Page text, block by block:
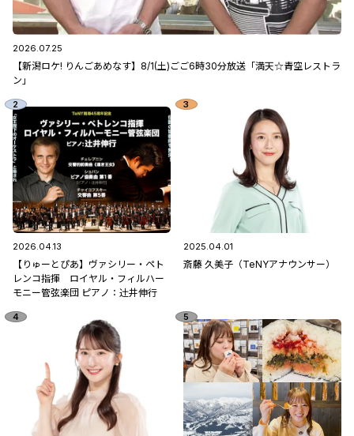
2026.07.25
【新潟ロケ! りんごあめなす】8/1(土)ごご6時30分放送「満天☆青空レストラ
ン」
2026.04.13
【りゅーとぴあ】ヴァシリー・ペト
レンコ指揮 ロイヤル・フィルハー
モニー管弦楽団 ピアノ：辻󠄀井伸行
2025.04.01
斎藤 久美子（TeNYアナウンサー）